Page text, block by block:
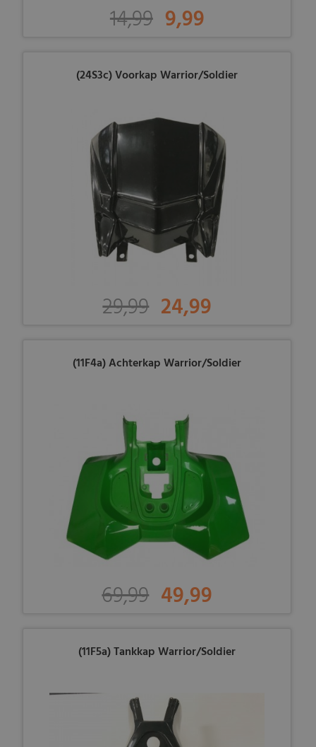
14,99 9,99
(24S3c) Voorkap Warrior/Soldier
29,99 24,99
(11F4a) Achterkap Warrior/Soldier
69,99 49,99
(11F5a) Tankkap Warrior/Soldier